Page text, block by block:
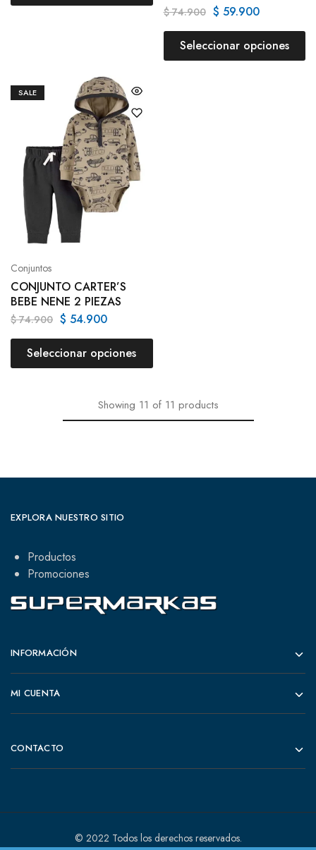
$74.900 $ 59.900
Seleccionar opciones
SALE
Conjuntos
CONJUNTO CARTER’S
BEBE NENE 2 PIEZAS
$74.900 $ 54.900
Seleccionar opciones
Showing 11 of 11 products
EXPLORA NUESTRO SITIO
Productos
Promociones
INFORMACIÓN
MI CUENTA
CONTACTO
© 2022 Todos los derechos reservados.